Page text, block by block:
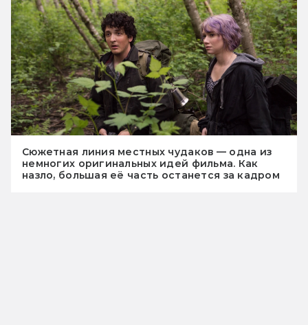
Сюжетная линия местных чудаков — одна из
немногих оригинальных идей фильма. Как
назло, большая её часть останется за кадром